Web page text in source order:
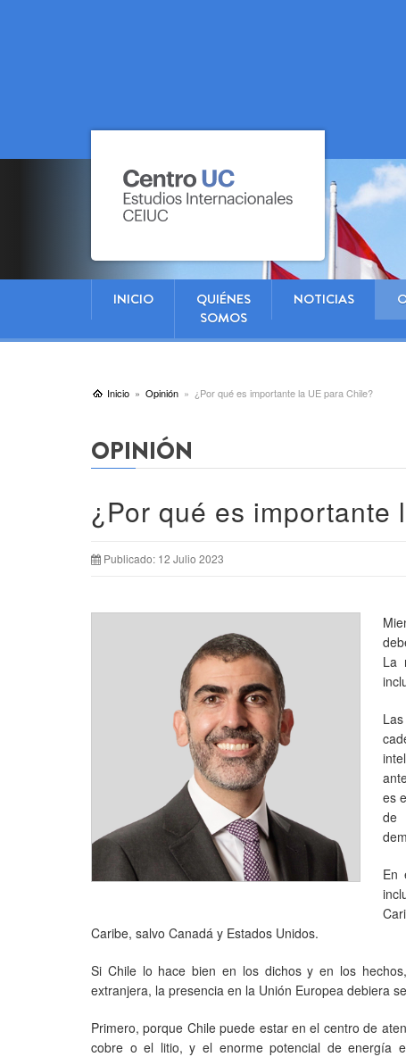
INICIO
QUIÉNES
SOMOS
NOTICIAS
Inicio Opinión ¿Por qué es importante la UE para Chile?
OPINIÓN
¿Por qué es importante
Publicado: 12 Julio 2023
La
es
de
En
Caribe, salvo Canadá y Estados Unidos.
Si Chile lo hace bien en los dichos y en los
extranjera, la presencia en la Unión Europea debiera
Primero, porque Chile puede estar en el centro de
cobre o el litio, y el enorme potencial de energía